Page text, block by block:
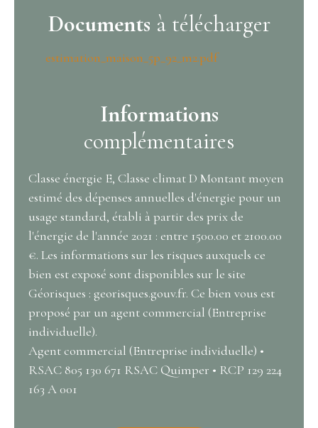
Documents à télécharger
estimation_maison_5p_92_m2.pdf
Informations
complémentaires
Classe énergie E, Classe climat D Montant moyen
estimé des dépenses annuelles d'énergie pour un
usage standard, établi à partir des prix de
l'énergie de l'année 2021 : entre 1500.00 et 2100.00
€. Les informations sur les risques auxquels ce
bien est exposé sont disponibles sur le site
Géorisques : georisques.gouv.fr. Ce bien vous est
proposé par un agent commercial (Entreprise
individuelle).
Agent commercial (Entreprise individuelle) •
RSAC 805 130 671 RSAC Quimper • RCP 129 224
163 A 001